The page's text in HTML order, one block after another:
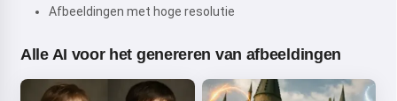
Afbeeldingen met hoge resolutie
Alle AI voor het genereren van afbeeldingen